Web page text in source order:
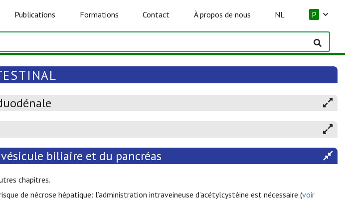
Publications Formations Contact À propos de nous NL P
biliaire et du pancréas
chapitres.
de nécrose hépatique: l’administration intraveineuse d’acétylcystéine est nécessaire (voir